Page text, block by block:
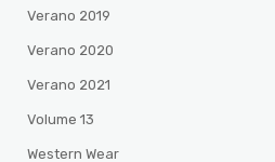
Verano 2019
Verano 2020
Verano 2021
Volume 13
Western Wear